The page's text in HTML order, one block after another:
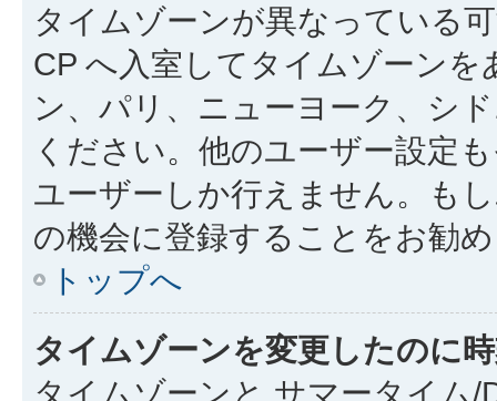
タイムゾーンが異なっている
CP へ入室してタイムゾーン
ン、パリ、ニューヨーク、シ
ください。他のユーザー設定
ユーザーしか行えません。も
の機会に登録することをお勧
トップへ
タイムゾーンを変更したのに
タイムゾーンと サマータイム